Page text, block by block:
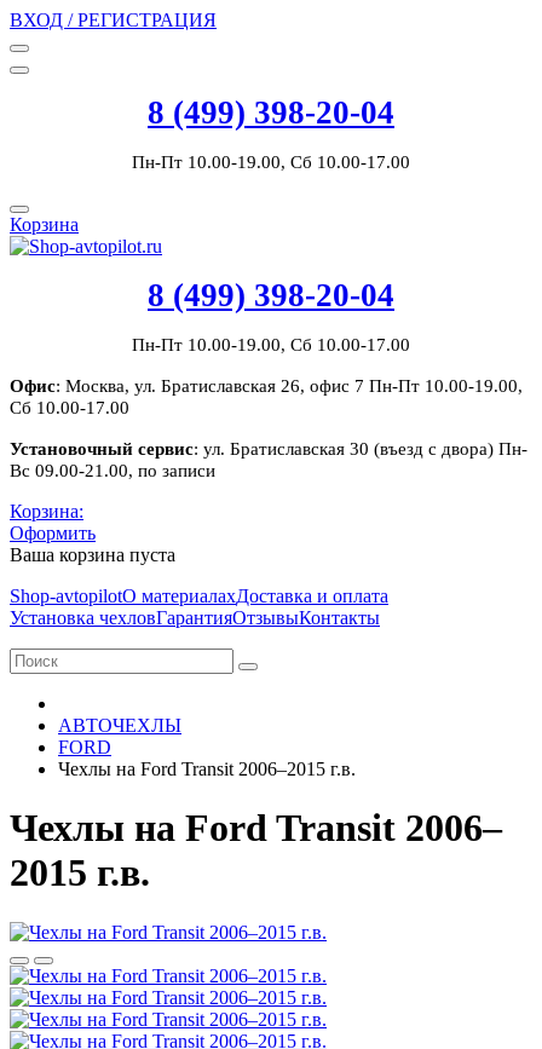
ВХОД / РЕГИСТРАЦИЯ
8 (499) 398-20-04
Пн-Пт 10.00-19.00, Сб 10.00-17.00
Корзина
8 (499) 398-20-04
Пн-Пт 10.00-19.00, Сб 10.00-17.00
Офис: Москва, ул. Братиславская 26, офис 7 Пн-Пт 10.00-19.00,
Сб 10.00-17.00
Установочный сервис: ул. Братиславская 30 (въезд с двора) Пн-
Вс 09.00-21.00, по записи
Корзина:
Оформить
Ваша корзина пуста
Shop-avtopilotО материалахДоставка и оплата
Установка чехловГарантияОтзывыКонтакты
АВТОЧЕХЛЫ
FORD
Чехлы на Ford Transit 2006–2015 г.в.
Чехлы на Ford Transit 2006–
2015 г.в.